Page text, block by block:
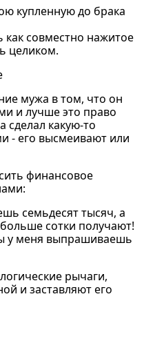
купленную до брака
как совместно нажитое
целиком.
мужа в том, что он
и лучше это право
сделал какую-то
- его высмеивают или
финансовое
семьдесят тысяч, а
сотки получают!
у меня выпрашиваешь
рычаги,
и заставляют его